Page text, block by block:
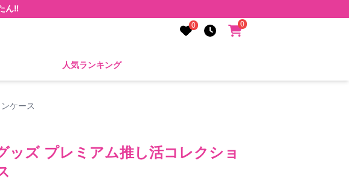
ん‼
0 0
人気ランキング
ケース
ッズ プレミアム推し活コレクショ